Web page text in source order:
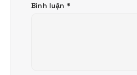
Bình luận *